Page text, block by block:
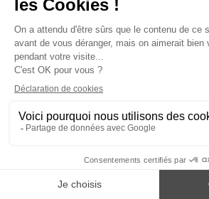
Politique en matière de cookies
POUR VOTRE SANTÉ, MANGEZ AU MOINS CINQ
Les complément alimentaires doivent être utilisés dans le
ne pas être utilisés comme substituts d'un régimes
Réservé à l'adulte. Consulter attentivement l'étiquetage